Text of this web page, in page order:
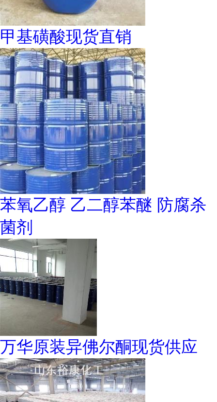
甲基磺酸现货直销
苯氧乙醇 乙二醇苯醚 防腐杀
菌剂
万华原装异佛尔酮现货供应